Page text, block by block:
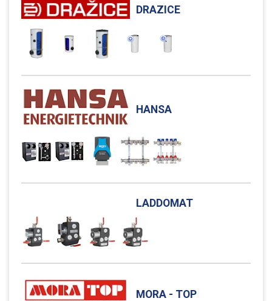
DRAZICE
HANSA
LADDOMAT
MORA - TOP